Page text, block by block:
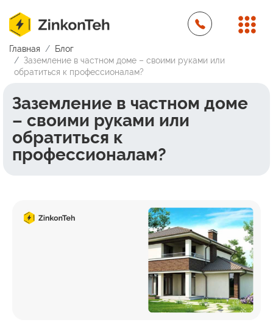
Главная
Блог
Заземление в частном доме – своими руками или
обратиться к профессионалам?
Заземление в частном доме
– своими руками или
обратиться к
профессионалам?